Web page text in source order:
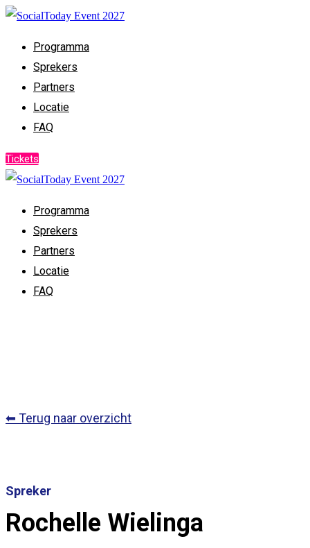
Programma
Sprekers
Partners
Locatie
FAQ
Tickets
Programma
Sprekers
Partners
Locatie
FAQ
⬅ Terug naar overzicht
Spreker
Rochelle Wielinga